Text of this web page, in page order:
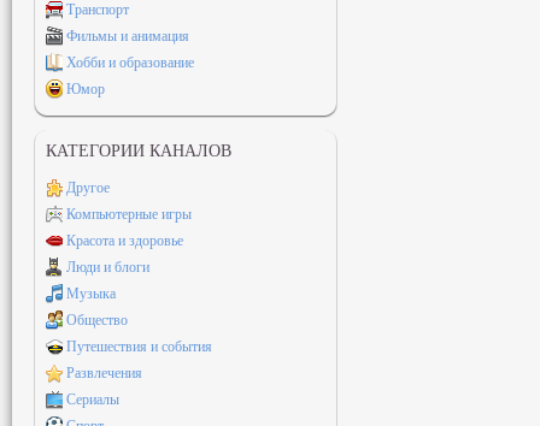
Транспорт
Фильмы и анимация
Хобби и образование
Юмор
КАТЕГОРИИ КАНАЛОВ
Другое
Компьютерные игры
Красота и здоровье
Люди и блоги
Музыка
Общество
Путешествия и события
Развлечения
Сериалы